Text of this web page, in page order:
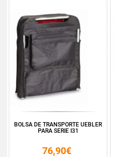
BOLSA DE TRANSPORTE UEBLER
PARA SERIE I31
76,90€